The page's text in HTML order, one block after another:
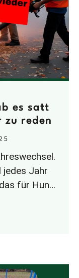
es satt
zu reden
jedes Jahr
für Hunde